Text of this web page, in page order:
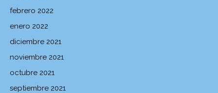
febrero 2022
enero 2022
diciembre 2021
noviembre 2021
octubre 2021
septiembre 2021